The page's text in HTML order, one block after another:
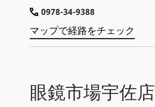
0978-34-9388
マップで経路をチェック
眼鏡市場宇佐店